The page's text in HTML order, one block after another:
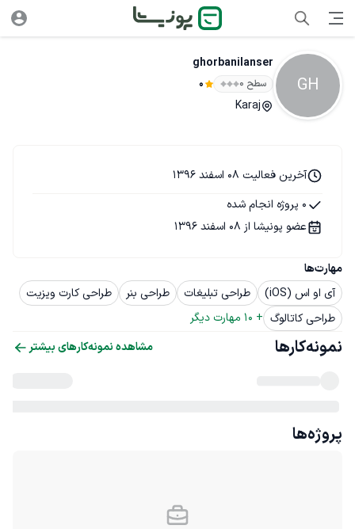
GH
ghorbanilanser
سطح ۰ 0
Karaj
مهارت‌ها
آی او اس (iOS)
طراحی تبلیغات طراحی بنر
طراحی کارت ویزیت
طراحی کاتالوگ +
10 مهارت دیگر
آخرین فعالیت 08 اسفند 1396
0 پروژه انجام شده
عضو پونیشا از 08 اسفند 1396
نمونه‌کارها مشاهده نمونه‌کارهای بیشتر
پروژه‌ها